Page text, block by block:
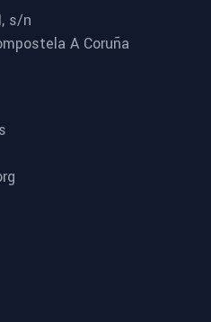
s/n
A Coruña